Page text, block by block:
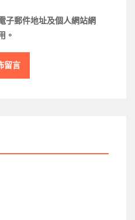
子郵件地址及個人網站網
。